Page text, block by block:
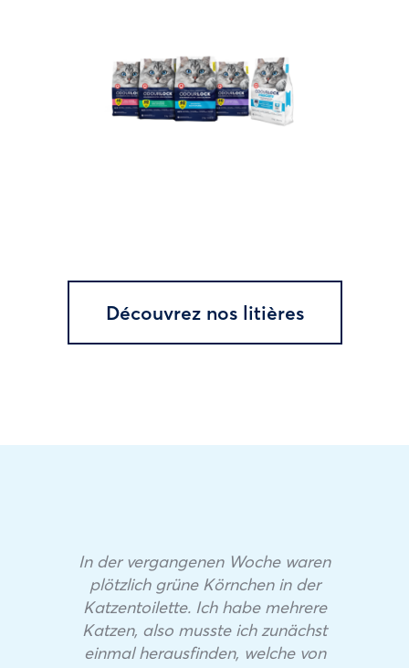
Découvrez nos litières
In der vergangenen Woche waren
plötzlich grüne Körnchen in der
Katzentoilette. Ich habe mehrere
Katzen, also musste ich zunächst
einmal herausfinden, welche von